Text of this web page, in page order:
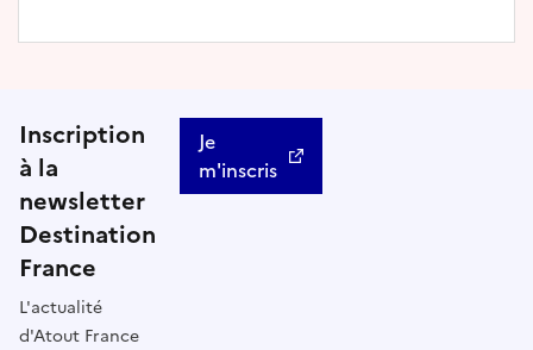
Inscription
à la
newsletter
Destination
France
L'actualité
d'Atout France
Je
m'inscris